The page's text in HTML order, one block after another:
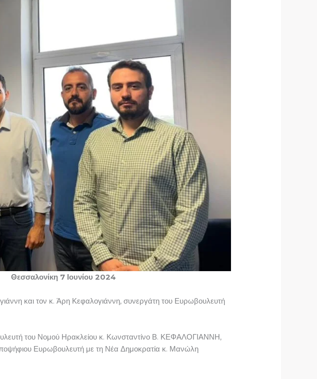
7 Ιουνίου 2024
και τον κ. Άρη Κεφαλογιάννη, συνεργάτη του Ευρωβουλευτή
του Νομού Ηρακλείου κ. Κωνσταντίνο Β. ΚΕΦΑΛΟΓΙΑΝΝΗ,
Ευρωβουλευτή με τη Νέα Δημοκρατία κ. Μανώλη